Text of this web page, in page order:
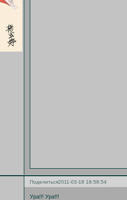
Поделиться2011-03-18 18:58:54
Ура!!! Ура!!!